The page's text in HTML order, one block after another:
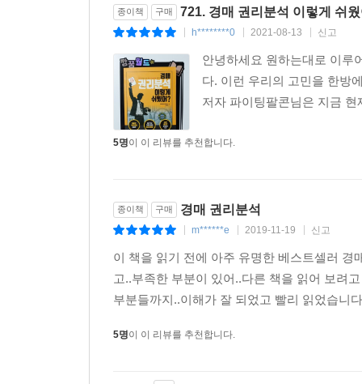
종이책 구매 721. 경매 권리분석 이렇게 쉬
h********0 2021-08-13 신고
안녕하세요 원하는대로 이루
다. 이런 우리의 고민을 한방
저자 파이팅팔콘님은 지금
5명이 이 리뷰를 추천합니다.
종이책 구매 경매 권리분석
m******e 2019-11-19 신고
이 책을 읽기 전에 아주 유명한 베스트셀러
고..부족한 부분이 있어..다른 책을 읽어 보려
부분들까지..이해가 잘 되었고 빨리 읽었습니
5명이 이 리뷰를 추천합니다.